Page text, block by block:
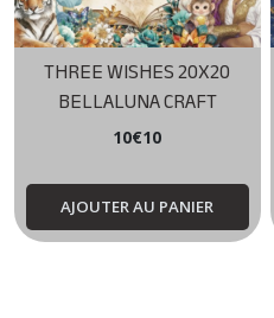
THREE WISHES 20X20
BELLALUNA CRAFT
10€10
AJOUTER AU PANIER